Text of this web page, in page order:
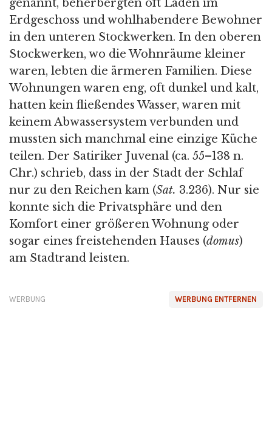
genannt, beherbergten oft Läden im
Erdgeschoss und wohlhabendere Bewohner
in den unteren Stockwerken. In den oberen
Stockwerken, wo die Wohnräume kleiner
waren, lebten die ärmeren Familien. Diese
Wohnungen waren eng, oft dunkel und kalt,
hatten kein fließendes Wasser, waren mit
keinem Abwassersystem verbunden und
mussten sich manchmal eine einzige Küche
teilen. Der Satiriker Juvenal (ca. 55–138 n.
Chr.) schrieb, dass in der Stadt der Schlaf
nur zu den Reichen kam (Sat. 3.236). Nur sie
konnte sich die Privatsphäre und den
Komfort einer größeren Wohnung oder
sogar eines freistehenden Hauses (domus)
am Stadtrand leisten.
WERBUNG ENTFERNEN
WERBUNG